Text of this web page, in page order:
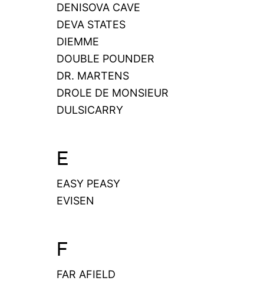
DENISOVA CAVE
DEVA STATES
DIEMME
DOUBLE POUNDER
DR. MARTENS
DROLE DE MONSIEUR
DULSICARRY
E
EASY PEASY
EVISEN
F
FAR AFIELD